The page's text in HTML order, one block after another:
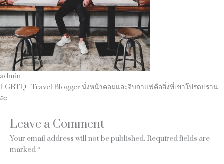
admin
LGBTQ+ Travel Blogger นั่งหน้าคอมและจิบกาแฟคือสิ่งที่เขาโปรดปราน
ล่ะ
Leave a Comment
Your email address will not be published. Required fields are
marked *